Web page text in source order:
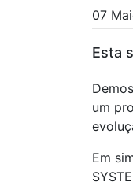
07
Esta
um
Em